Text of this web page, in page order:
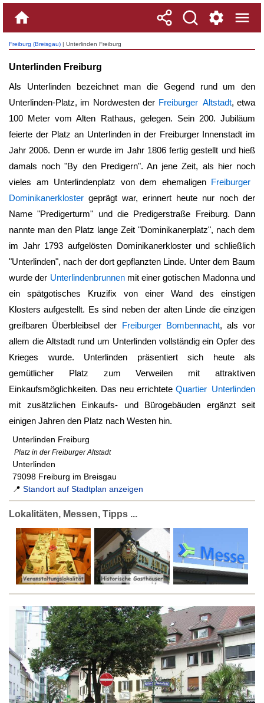
Freiburg (Breisgau) | Unterlinden Freiburg
Unterlinden Freiburg
Als Unterlinden bezeichnet man die Gegend rund um den
Unterlinden-Platz, im Nordwesten der Freiburger Altstadt, etwa
100 Meter vom Alten Rathaus, gelegen. Sein 200. Jubiläum
feierte der Platz an Unterlinden in der Freiburger Innenstadt im
Jahr 2006. Denn er wurde im Jahr 1806 fertig gestellt und hieß
damals noch "By den Predigern". An jene Zeit, als hier noch
vieles am Unterlindenplatz von dem ehemaligen Freiburger
Dominikanerkloster geprägt war, erinnert heute nur noch der
Name "Predigerturm" und die Predigerstraße Freiburg. Dann
nannte man den Platz lange Zeit "Dominikanerplatz", nach dem
im Jahr 1793 aufgelösten Dominikanerkloster und schließlich
"Unterlinden", nach der dort gepflanzten Linde. Unter dem Baum
wurde der Unterlindenbrunnenmit einer gotischen Madonna und
ein spätgotisches Kruzifix von einer Wand des einstigen
Klosters aufgestellt. Es sind neben der alten Linde die einzigen
greifbaren Überbleibsel der Freiburger Bombennacht, als vor
allem die Altstadt rund um Unterlinden vollständig ein Opfer des
Krieges wurde. Unterlinden präsentiert sich heute als
gemütlicher Platz zum Verweilen mit attraktiven
Einkaufsmöglichkeiten. Das neu errichtete Quartier Unterlinden
mit zusätzlichen Einkaufs- und Bürogebäuden ergänzt seit
einigen Jahren den Platz nach Westen hin.
Unterlinden Freiburg
Platz in der Freiburger Altstadt
Unterlinden
79098 Freiburg im Breisgau
📍 Standort auf Stadtplan anzeigen
Lokalitäten, Messen, Tipps ...